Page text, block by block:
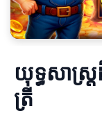
យុទ្ធសាស្ត្
ត្រី